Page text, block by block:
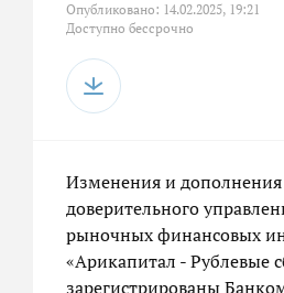
Опубликовано: 14.02.2025, 19:21
Доступно бессрочно
Изменения и
доверительного
рыночных финансовых
«Арикапитал - Рублевые
зарегистрированы